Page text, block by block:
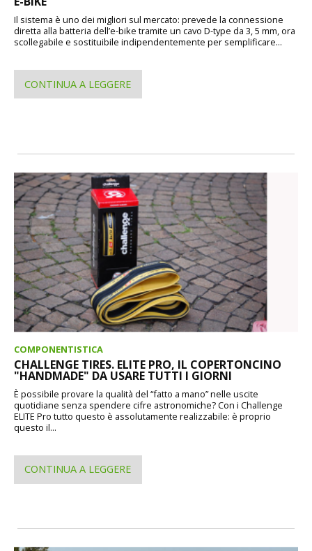
Il sistema è uno dei migliori sul mercato: prevede la connessione
diretta alla batteria dell’e-bike tramite un cavo D-type da 3, 5 mm, ora
scollegabile e sostituibile indipendentemente per semplificare...
CONTINUA A LEGGERE
COMPONENTISTICA
CHALLENGE TIRES. ELITE PRO, IL COPERTONCINO
"HANDMADE" DA USARE TUTTI I GIORNI
È possibile provare la qualità del “fatto a mano” nelle uscite
quotidiane senza spendere cifre astronomiche? Con i Challenge
ELITE Pro tutto questo è assolutamente realizzabile: è proprio
questo il...
CONTINUA A LEGGERE